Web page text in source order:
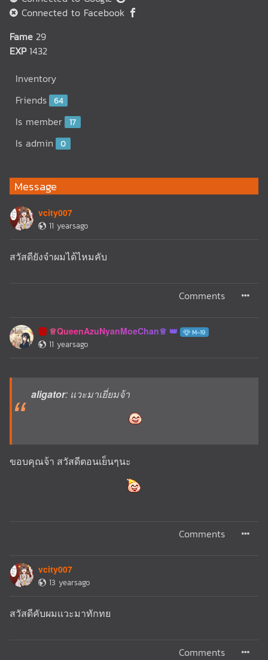
Connected to Facebook
Fame 29
EXP 1432
Inventory
Friends 64
Is member 17
Is admin 0
Message
vcity007
11 yearsago
สวัสดียังจำผมได้ไหมคับ
Comments
🅰️ ♕QueenAzuNyanMoeChan♕ M-19
11 yearsago
aligator: แวะมาเยี่ยมจ้า
ขอบคุณจ้า สวัสดีตอนเย็นๆนะ
Comments
vcity007
13 yearsago
สวัสดีคับผมเเวะมาทักทย
Comments